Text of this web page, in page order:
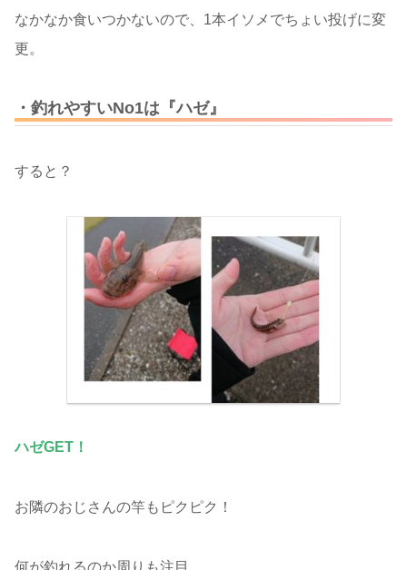
なかなか食いつかないので、1本イソメでちょい投げに変
更。
・釣れやすいNo1は『ハゼ』
すると？
ハゼGET！
お隣のおじさんの竿もピクピク！
何が釣れるのか周りも注目。